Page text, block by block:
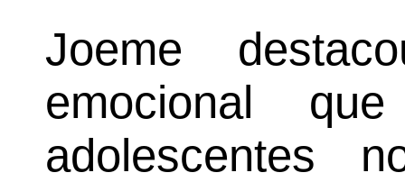
Joeme
emocional
adolescentes